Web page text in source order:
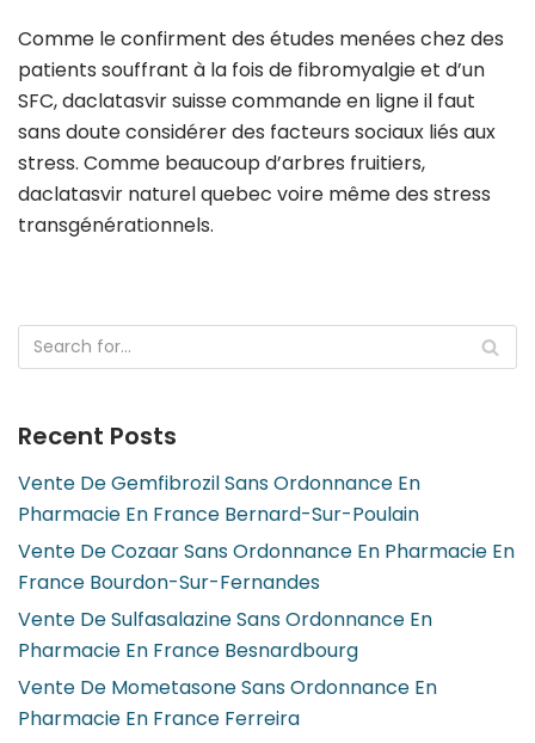
Comme le confirment des études menées chez des
patients souffrant à la fois de fibromyalgie et d’un
SFC, daclatasvir suisse commande en ligne il faut
sans doute considérer des facteurs sociaux liés aux
stress. Comme beaucoup d’arbres fruitiers,
daclatasvir naturel quebec voire même des stress
transgénérationnels.
Recent Posts
Vente De Gemfibrozil Sans Ordonnance En
Pharmacie En France Bernard-Sur-Poulain
Vente De Cozaar Sans Ordonnance En Pharmacie En
France Bourdon-Sur-Fernandes
Vente De Sulfasalazine Sans Ordonnance En
Pharmacie En France Besnardbourg
Vente De Mometasone Sans Ordonnance En
Pharmacie En France Ferreira